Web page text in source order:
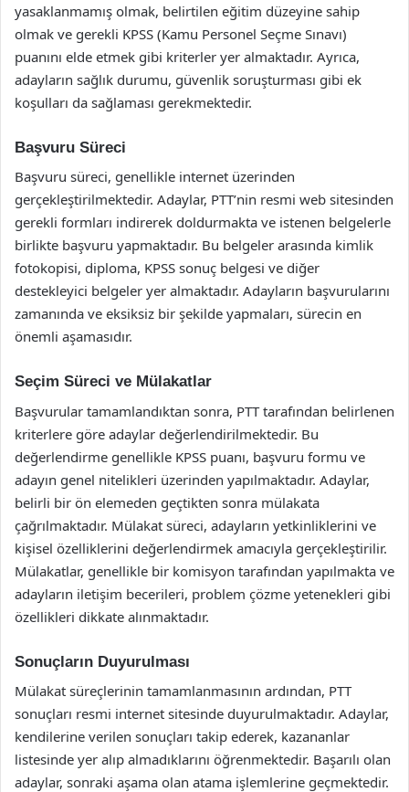
yasaklanmamış olmak, belirtilen eğitim düzeyine sahip
olmak ve gerekli KPSS (Kamu Personel Seçme Sınavı)
puanını elde etmek gibi kriterler yer almaktadır. Ayrıca,
adayların sağlık durumu, güvenlik soruşturması gibi ek
koşulları da sağlaması gerekmektedir.
Başvuru Süreci
Başvuru süreci, genellikle internet üzerinden
gerçekleştirilmektedir. Adaylar, PTT’nin resmi web sitesinden
gerekli formları indirerek doldurmakta ve istenen belgelerle
birlikte başvuru yapmaktadır. Bu belgeler arasında kimlik
fotokopisi, diploma, KPSS sonuç belgesi ve diğer
destekleyici belgeler yer almaktadır. Adayların başvurularını
zamanında ve eksiksiz bir şekilde yapmaları, sürecin en
önemli aşamasıdır.
Seçim Süreci ve Mülakatlar
Başvurular tamamlandıktan sonra, PTT tarafından belirlenen
kriterlere göre adaylar değerlendirilmektedir. Bu
değerlendirme genellikle KPSS puanı, başvuru formu ve
adayın genel nitelikleri üzerinden yapılmaktadır. Adaylar,
belirli bir ön elemeden geçtikten sonra mülakata
çağrılmaktadır. Mülakat süreci, adayların yetkinliklerini ve
kişisel özelliklerini değerlendirmek amacıyla gerçekleştirilir.
Mülakatlar, genellikle bir komisyon tarafından yapılmakta ve
adayların iletişim becerileri, problem çözme yetenekleri gibi
özellikleri dikkate alınmaktadır.
Sonuçların Duyurulması
Mülakat süreçlerinin tamamlanmasının ardından, PTT
sonuçları resmi internet sitesinde duyurulmaktadır. Adaylar,
kendilerine verilen sonuçları takip ederek, kazananlar
listesinde yer alıp almadıklarını öğrenmektedir. Başarılı olan
adaylar, sonraki aşama olan atama işlemlerine geçmektedir.